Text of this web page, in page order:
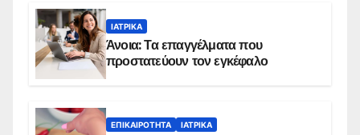
ΙΑΤΡΙΚΆ
Άνοια: Τα επαγγέλματα που
προστατεύουν τον εγκέφαλο
ΕΠΙΚΑΙΡΌΤΗΤΑ ΙΑΤΡΙΚΆ